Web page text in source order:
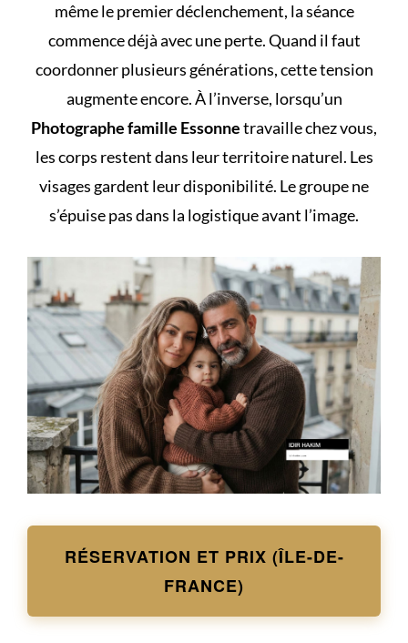
même le premier déclenchement, la séance
commence déjà avec une perte. Quand il faut
coordonner plusieurs générations, cette tension
augmente encore. À l’inverse, lorsqu’un
Photographe famille Essonnetravaille chez vous,
les corps restent dans leur territoire naturel. Les
visages gardent leur disponibilité. Le groupe ne
s’épuise pas dans la logistique avant l’image.
RÉSERVATION ET PRIX (ÎLE-DE-
FRANCE)